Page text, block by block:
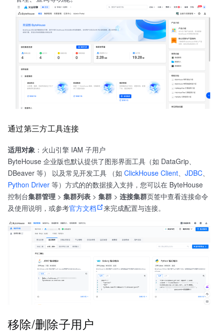
通过第三方工具连接
适用对象 ：火山引擎 IAM 子用户
ByteHouse 企业版也默认提供了图形界面工具（如 DataGrip、
DBeaver 等） 以及常见开发工具 （如 ClickHouse Client JDBC
Python Driver 等）方式的的数据接入支持，您可以在 ByteHouse
控制台集群管理 > 集群列表 > 集群 > 连接集群页签中查看连接命令
及使用说明，或参考官方文档 来完成配置与连接。
移除/删除子用户